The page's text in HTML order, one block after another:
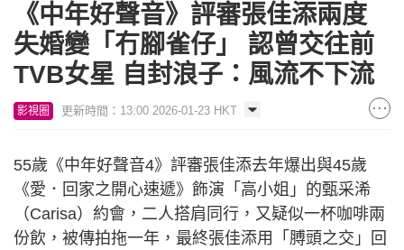
《中年好聲音》評審張佳添兩度
失婚變「冇腳雀仔」 認曾交往前
TVB女星 自封浪子：風流不下流
影視圈 更新時間：13:00 2026-01-23 HKT
55歲《中年好聲音4》評審張佳添去年爆出與45歲
《愛．回家之開心速遞》飾演「高小姐」的甄采浠
（Carisa）約會，二人搭肩同行，又疑似一杯咖啡兩
份飲，被傳拍拖一年，最終張佳添用「膊頭之交」回